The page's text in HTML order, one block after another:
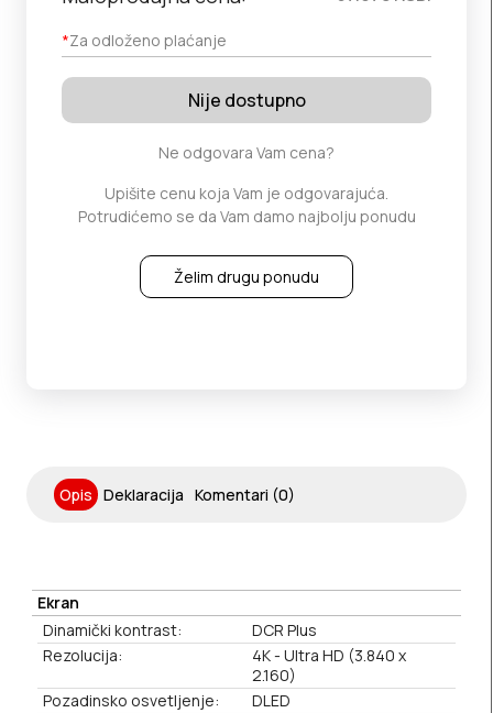
*Za odloženo plaćanje
Nije dostupno
Ne odgovara Vam cena?
Upišite cenu koja Vam je odgovarajuća.
Potrudićemo se da Vam damo najbolju ponudu
Želim drugu ponudu
Opis Deklaracija Komentari (0)
Ekran
Dinamički kontrast:
DCR Plus
Rezolucija:
4K - Ultra HD (3.840 x
2.160)
Pozadinsko osvetljenje:
DLED